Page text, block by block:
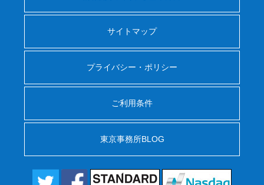
サイトマップ
プライバシー・ポリシー
ご利用条件
東京事務所BLOG